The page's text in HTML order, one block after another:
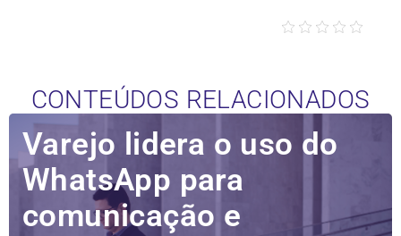
CONTEÚDOS RELACIONADOS
Varejo lidera o uso do
WhatsApp para
comunicação e